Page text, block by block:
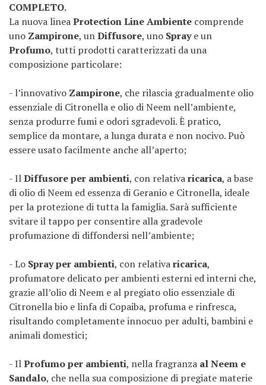
COMPLETO.
La nuova lineaProtection Line Ambiente comprende
uno Zampirone, unDiffusore, uno Spraye un
Profumo, tutti prodotti caratterizzati da una
composizione particolare:
- l’innovativo Zampirone, che rilascia gradualmente olio
essenziale di Citronella e olio di Neem nell’ambiente,
senza produrre fumi e odori sgradevoli. È pratico,
semplice da montare, a lunga durata e non nocivo. Può
essere usato facilmente anche all’aperto;
- IlDiffusore per ambienti, con relativaricarica, a base
di olio di Neem ed essenza di Geranio e Citronella, ideale
per la protezione di tutta la famiglia. Sarà sufficiente
svitare il tappo per consentire alla gradevole
profumazione di diffondersi nell’ambiente;
- Lo Spray per ambienti, con relativaricarica,
profumatore delicato per ambienti esterni ed interni che,
grazie all’olio di Neem e al pregiato olio essenziale di
Citronella bio e linfa di Copaiba, profuma e rinfresca,
risultando completamente innocuo per adulti, bambini e
animali domestici;
- IlProfumo per ambienti, nella fragranza al Neem e
Sandalo, che nella sua composizione di pregiate materie